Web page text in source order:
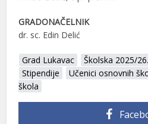
GRADONAČELNIK
dr. sc. Edin Delić
Grad Lukavac Školska 2025/
Stipendije
Učenici osnovnih
škola